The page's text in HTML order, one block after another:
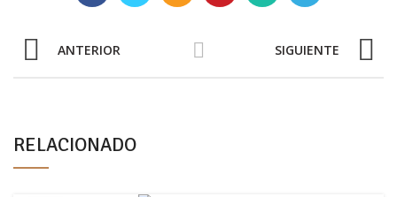
ANTERIOR SIGUIENTE
RELACIONADO